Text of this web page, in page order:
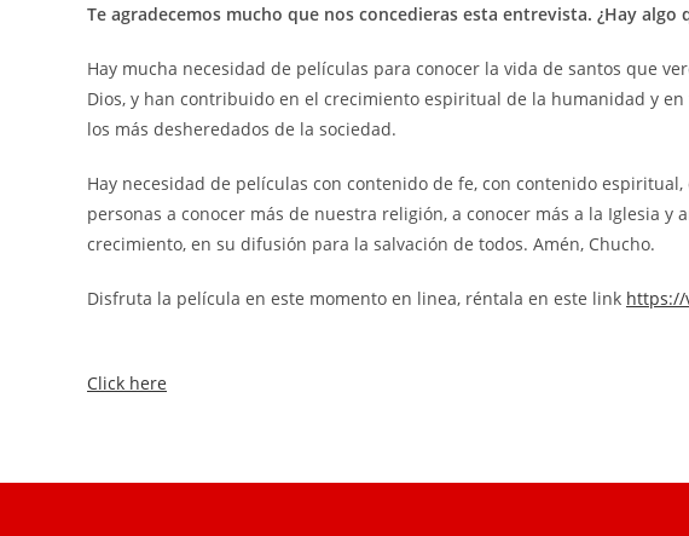
Te agradecemos mucho que nos concedieras esta entrevista. ¿Hay algo
Hay mucha necesidad de películas para conocer la vida de santos que
Dios, y han contribuido en el crecimiento espiritual de la humanidad y
los más desheredados de la sociedad.
Hay necesidad de películas con contenido de fe, con contenido
personas a conocer más de nuestra religión, a conocer más a la Iglesia
crecimiento, en su difusión para la salvación de todos. Amén, Chucho.
Disfruta la película en este momento en linea, réntala en este link https://
Click here